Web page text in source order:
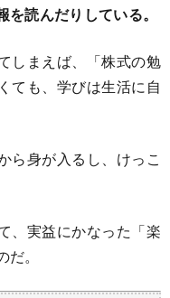
読んだりしている。
しまえば、「株式の勉
ても、学びは生活に自
ら身が入るし、けっこ
、実益にかなった「楽
。